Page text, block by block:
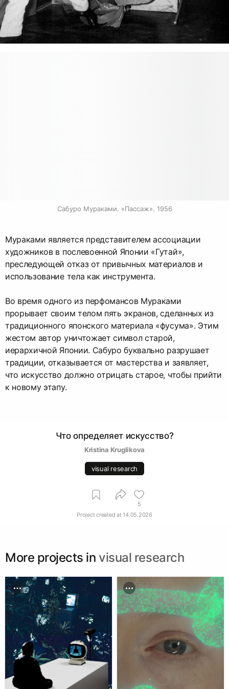
Сабуро Мураками. «Пассаж». 1956
Мураками является представителем ассоциации
художников в послевоенной Японии «Гутай»,
преследующей отказ от привычных материалов и
использование тела как инструмента.
Во время одного из перфомансов Мураками
прорывает своим телом пять экранов, сделанных из
традиционного японского материала «фусума». Этим
жестом автор уничтожает символ старой,
иерархичной Японии. Сабуро буквально разрушает
традиции, отказывается от мастерства и заявляет,
что искусство должно отрицать старое, чтобы прийти
к новому этапу.
Что определяет искусство?
Kristina Kruglikova
visual research
5
Project created at14.05.2026
More projects in visual research